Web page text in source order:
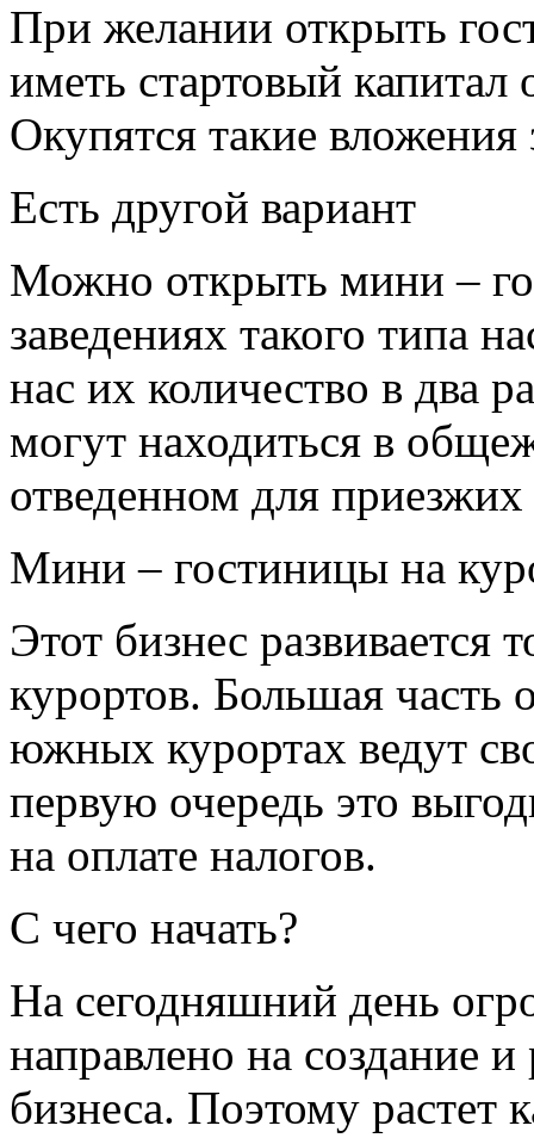
При желании открыть
иметь стартовый
Окупятся такие вложения
Есть другой вариант
Можно открыть мини –
заведениях такого типа
нас их количество в два
могут находиться в
отведенном для приезжих
Мини – гостиницы на
Этот бизнес развивается
курортов. Большая часть
южных курортах ведут
первую очередь это
на оплате налогов.
С чего начать?
На сегодняшний день
направлено на создание
бизнеса. Поэтому растет